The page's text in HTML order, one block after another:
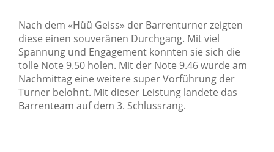
Nach dem «Hüü Geiss» der Barrenturner zeigten
diese einen souveränen Durchgang. Mit viel
Spannung und Engagement konnten sie sich die
tolle Note 9.50 holen. Mit der Note 9.46 wurde am
Nachmittag eine weitere super Vorführung der
Turner belohnt. Mit dieser Leistung landete das
Barrenteam auf dem 3. Schlussrang.